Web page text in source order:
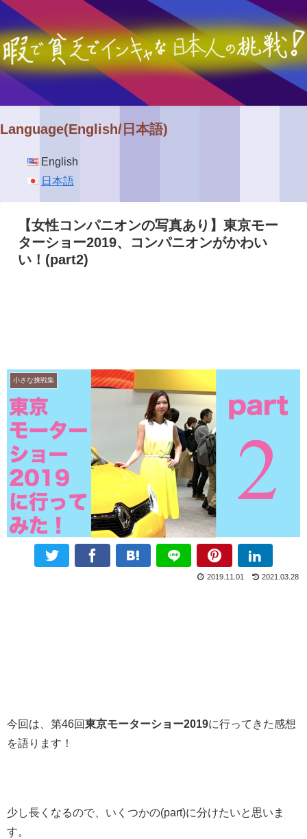
Language(English/日本語)
English
日本語
【女性コンパニオンの写真あり】東京モー
ターショー2019、コンパニオンがかわい
い！(part2)
小さな挑戦集
2021.03.28
2019.11.01
今回は、第46回東京モーターショー2019に行ってきた感想
を語ります！
少し長くなるので、いくつかの(part)に分けたいと思いま
す。